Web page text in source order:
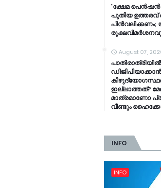
'ക്ഷേമ പെൻഷൻ
പുതിയ ഉത്തരവ്
August 07,
ഇല്ലാത്തത്?
മാത്രമാണോ
വീണ്ടും
INFO
INFO